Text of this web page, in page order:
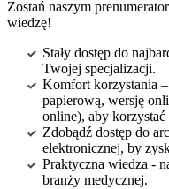
Zostań naszym
wiedzę!
Stały dostęp do
Twojej specjalizacji.
Komfort korzystania
papierową, wersję
online), aby korzystać
Zdobądź dostęp do
elektronicznej, by
Praktyczna wiedza -
branży medycznej.